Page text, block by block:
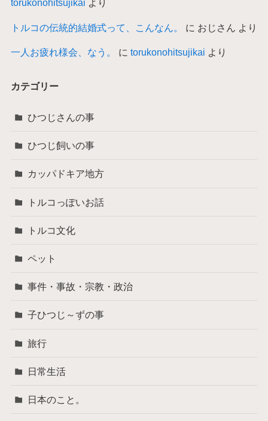
torukonohitsujikai より
トルコの伝統的結婚式って、こんなん。 に おじさん より
一人お疲れ様会、なう。 に torukonohitsujikai より
カテゴリー
ひつじさんの事
ひつじ飼いの事
カッパドキア地方
トルコっぽいお話
トルコ文化
ペット
事件・事故・宗教・政治
子ひつじ～ずの事
旅行
日常生活
日本のこと。